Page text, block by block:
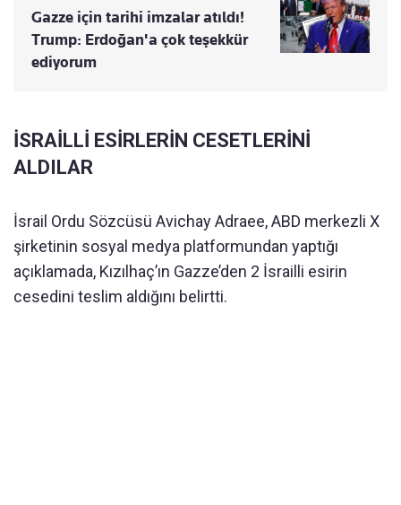
Gazze için tarihi imzalar atıldı!
Trump: Erdoğan'a çok teşekkür
ediyorum
İSRAİLLİ ESİRLERİN CESETLERİNİ
ALDILAR
İsrail Ordu Sözcüsü Avichay Adraee, ABD merkezli X
şirketinin sosyal medya platformundan yaptığı
açıklamada, Kızılhaç’ın Gazze’den 2 İsrailli esirin
cesedini teslim aldığını belirtti.